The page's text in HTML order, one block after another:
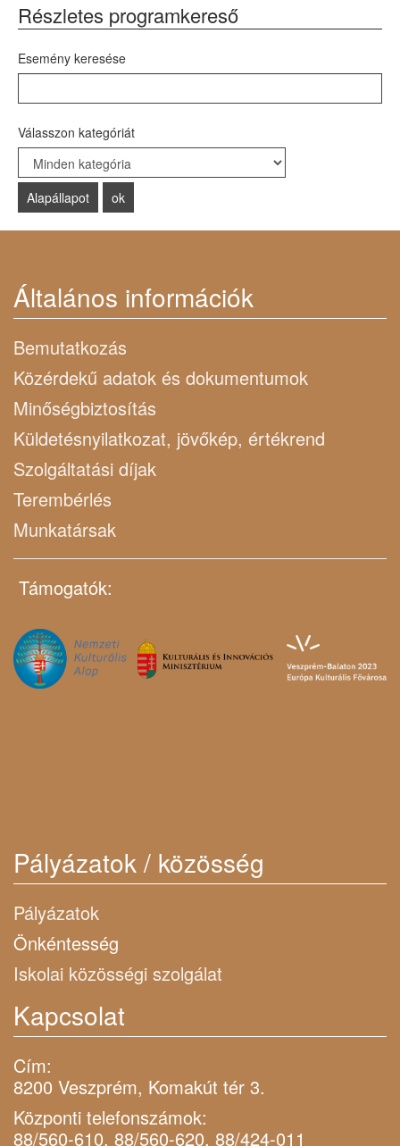
Részletes programkereső
Esemény keresése
Válasszon kategóriát
Select a Category to filter list
Általános információk
Bemutatkozás
Közérdekű adatok és dokumentumok
Minőségbiztosítás
Küldetésnyilatkozat, jövőkép, értékrend
Szolgáltatási díjak
Terembérlés
Munkatársak
Támogatók:
Pályázatok / közösség
Pályázatok
Önkéntesség
Iskolai közösségi szolgálat
Kapcsolat
Cím:
8200 Veszprém, Komakút tér 3.
Központi telefonszámok:
88/560-610, 88/560-620, 88/424-011